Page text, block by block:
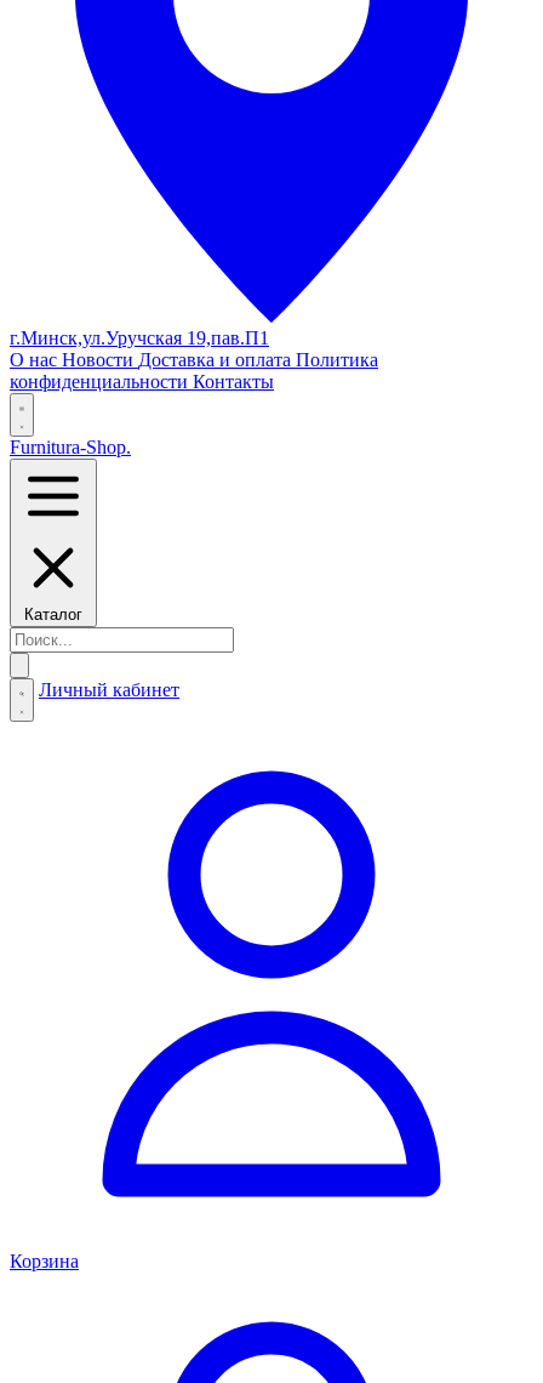
г.Минск,ул.Уручская 19,пав.П1
О нас Новости Доставка и оплата Политика
конфиденциальности Контакты
Furnitura-Shop.
Каталог
Личный кабинет
Корзина